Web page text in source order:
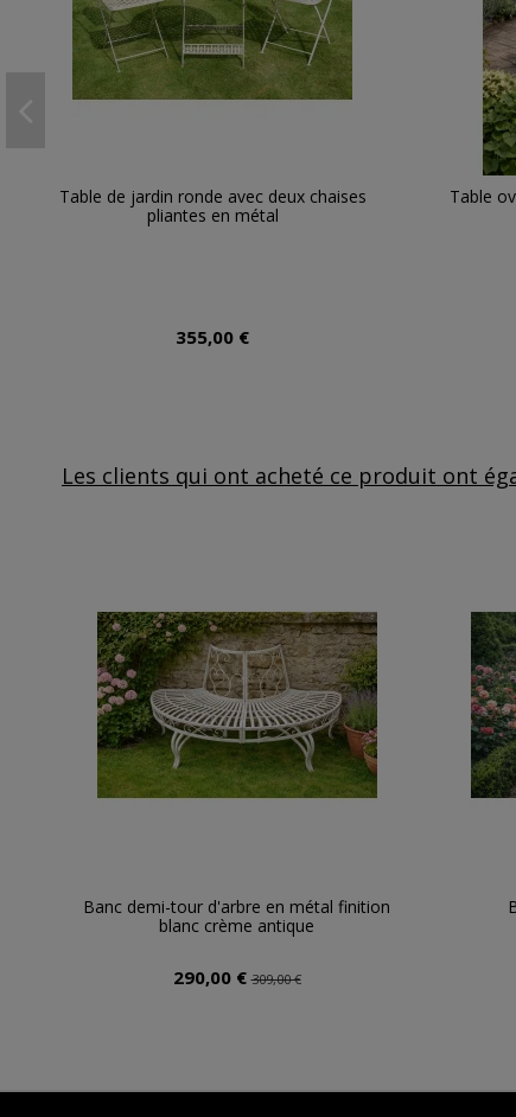
Table de jardin ronde avec deux chaises
pliantes en métal
355,00 €
Table
Les clients qui ont acheté ce produit ont
Banc demi-tour d'arbre en métal finition
blanc crème antique
290,00 €309,00 €